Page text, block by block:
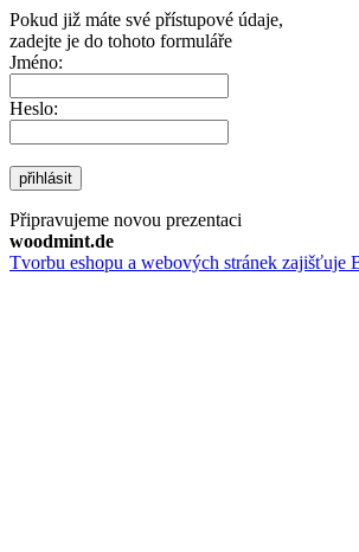
Pokud již máte své přístupové údaje,
zadejte je do tohoto formuláře
Jméno:
Heslo:
přihlásit
Připravujeme novou prezentaci
woodmint.de
Tvorbu eshopu a webových stránek